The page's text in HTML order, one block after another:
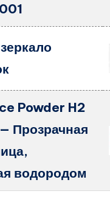
Powder H2
Прозрачная
водородом